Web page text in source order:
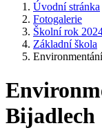
Úvodní stránka
Fotogalerie
Školní rok
Základní škola
Bijadlech